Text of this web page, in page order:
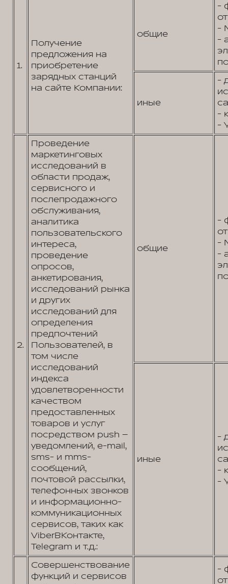
1.
Получение
предложения на
приобретение
зарядных станций
на сайте Компании:
общие
-
-
-
иные
-
-
-
2.
Проведение
маркетинговых
исследований в
области продаж,
сервисного и
послепродажного
обслуживания,
аналитика
пользовательского
интереса,
проведение
опросов,
анкетирования,
исследований рынка
и других
исследований для
определения
предпочтений
Пользователей, в
том числе
исследований
индекса
удовлетворенности
качеством
предоставленных
товаров и услуг
посредством push –
уведомлений, e-mail,
sms- и mms-
сообщений,
почтовой рассылки,
телефонных звонков
и информационно-
коммуникационных
сервисов, таких как
ViberВКонтакте,
Telegram и т.д.:
общие
-
-
-
иные
-
-
-
Совершенствование
функций и сервисов
-